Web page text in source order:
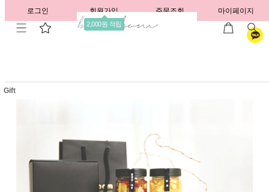
로그인 회원가입
2,000원 적립
주문조회 마이페이지
Gift